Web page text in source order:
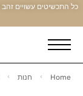
Home חנות